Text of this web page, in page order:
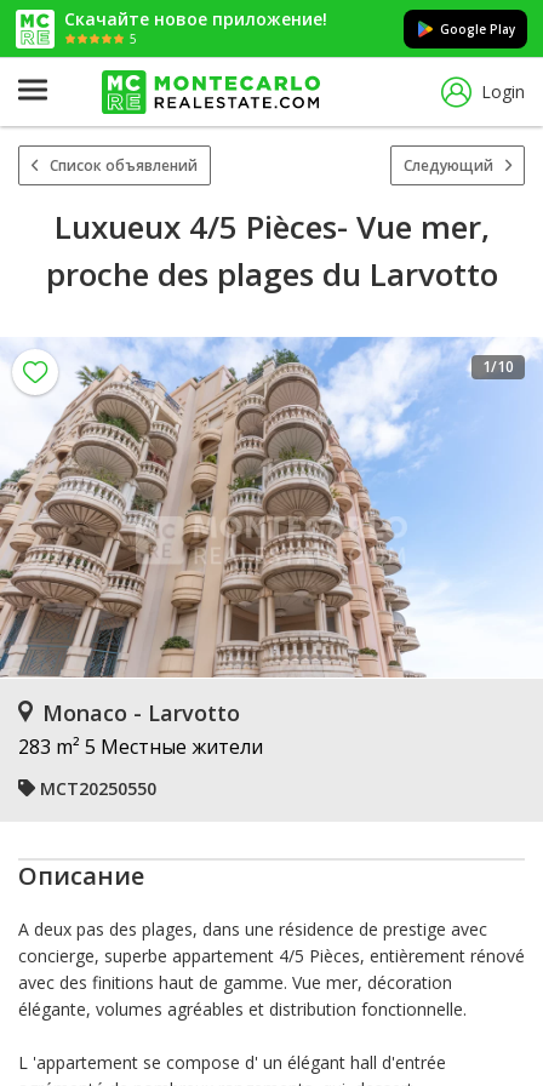
Скачайте новое приложение!
5
Google Play
Login
Список объявлений Следующий
Luxueux 4/5 Pièces- Vue mer,
proche des plages du Larvotto
1/10
Monaco - Larvotto
283 m² 5 Местные жители
MCT20250550
Описание
A deux pas des plages, dans une résidence de prestige avec
concierge, superbe appartement 4/5 Pièces, entièrement rénové
avec des finitions haut de gamme. Vue mer, décoration
élégante, volumes agréables et distribution fonctionnelle.
L 'appartement se compose d' un élégant hall d'entrée